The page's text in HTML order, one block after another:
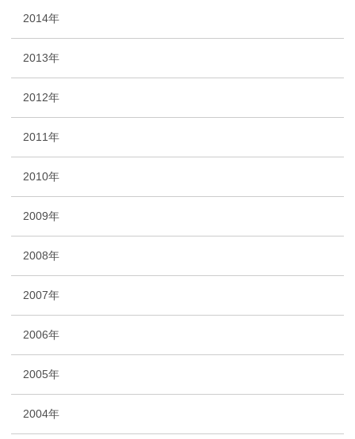
2014年
2013年
2012年
2011年
2010年
2009年
2008年
2007年
2006年
2005年
2004年